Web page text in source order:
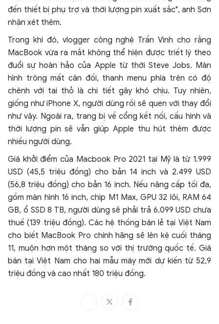
đến thiết bị phụ trợ và thời lượng pin xuất sắc", anh Sơn
nhận xét thêm.
Trong khi đó, vlogger công nghệ Trần Vinh cho rằng
MacBook vừa ra mắt không thể hiện được triết lý theo
đuổi sự hoàn hảo của Apple từ thời Steve Jobs. Màn
hình trông mất cân đối, thanh menu phía trên có độ
chênh với tai thỏ là chi tiết gây khó chịu. Tuy nhiên,
giống như iPhone X, người dùng rồi sẽ quen với thay đổi
như vậy. Ngoài ra, trang bị về cổng kết nối, cấu hình và
thời lượng pin sẽ vẫn giúp Apple thu hút thêm được
nhiều người dùng.
Giá khởi điểm của Macbook Pro 2021 tại Mỹ là từ 1.999
USD (45,5 triệu đồng) cho bản 14 inch và 2.499 USD
(56,8 triệu đồng) cho bản 16 inch. Nếu nâng cấp tối đa,
gồm màn hình 16 inch, chip M1 Max, GPU 32 lõi, RAM 64
GB, ổ SSD 8 TB, người dùng sẽ phải trả 6.099 USD chưa
thuế (139 triệu đồng). Các hệ thống bán lẻ tại Việt Nam
cho biết MacBook Pro chính hãng sẽ lên kệ cuối tháng
11, muộn hơn một tháng so với thị trường quốc tế. Giá
bán tại Việt Nam cho hai mẫu máy mới dự kiến từ 52,9
triệu đồng và cao nhất 180 triệu đồng.